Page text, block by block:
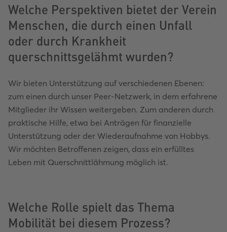
Welche Perspektiven bietet der Verein
Menschen, die durch einen Unfall
oder durch Krankheit
querschnittsgelähmt wurden?
Wir bieten Unterstützung auf verschiedenen Ebenen:
zum einen durch unser Peer-Netzwerk, in dem erfahrene
Mitglieder ihr Wissen weitergeben. Zum anderen durch
praktische Hilfe, etwa bei Anträgen für finanzielle
Unterstützung oder der Wiederaufnahme von Hobbys.
Wir möchten Betroffenen zeigen, dass ein erfülltes
Leben mit Querschnittlähmung möglich ist.
Welche Rolle spielt das Thema
Mobilität bei diesem Prozess?